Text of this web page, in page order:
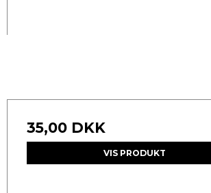
35,00 DKK
VIS PRODUKT